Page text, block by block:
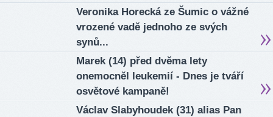
Veronika Horecká ze Šumic o vážné
vrozené vadě jednoho ze svých
synů...
Marek (14) před dvěma lety
onemocněl leukemií - Dnes je tváří
osvětové kampaně!
Václav Slabyhoudek (31) alias Pan